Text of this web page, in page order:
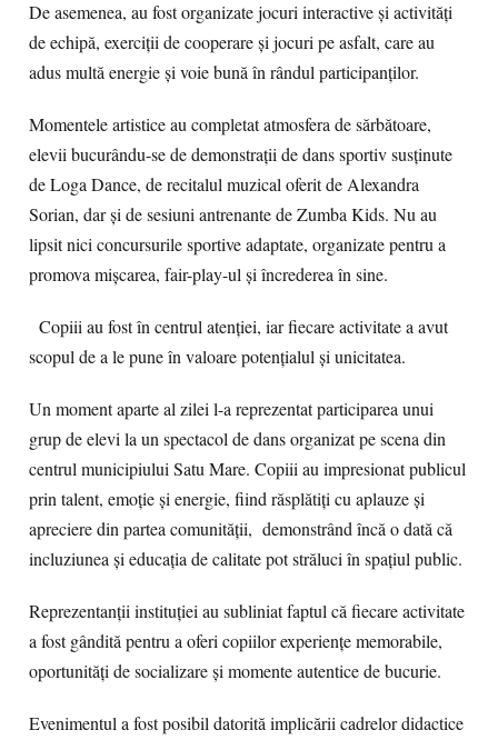
De asemenea, au fost organizate jocuri interactive și activități
de echipă, exerciții de cooperare și jocuri pe asfalt, care au
adus multă energie și voie bună în rândul participanților.
Momentele artistice au completat atmosfera de sărbătoare,
elevii bucurându-se de demonstrații de dans sportiv susținute
de Loga Dance, de recitalul muzical oferit de Alexandra
Sorian, dar și de sesiuni antrenante de Zumba Kids. Nu au
lipsit nici concursurile sportive adaptate, organizate pentru a
promova mișcarea, fair-play-ul și încrederea în sine.
Copiii au fost în centrul atenției, iar fiecare activitate a avut
scopul de a le pune în valoare potențialul și unicitatea.
Un moment aparte al zilei l-a reprezentat participarea unui
grup de elevi la un spectacol de dans organizat pe scena din
centrul municipiului Satu Mare. Copiii au impresionat publicul
prin talent, emoție și energie, fiind răsplătiți cu aplauze și
apreciere din partea comunității, demonstrând încă o dată că
incluziunea și educația de calitate pot străluci în spațiul public.
Reprezentanții instituției au subliniat faptul că fiecare activitate
a fost gândită pentru a oferi copiilor experiențe memorabile,
oportunități de socializare și momente autentice de bucurie.
Evenimentul a fost posibil datorită implicării cadrelor didactice